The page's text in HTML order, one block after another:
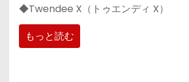
◆Twendee X（トゥエンディ X）
もっと読む